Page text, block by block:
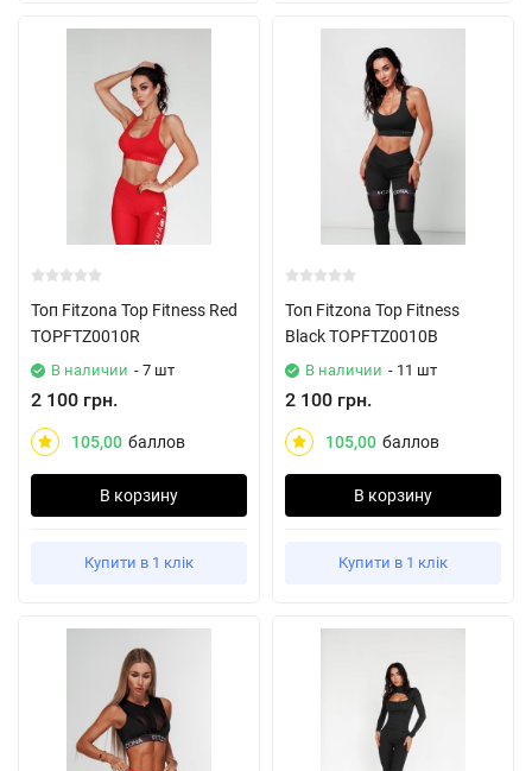
Топ Fitzona Top Fitness Red
TOPFTZ0010R
В наличии - 7 шт
2 100 грн.
105,00 баллов
В корзину
Купити в 1 клік
Топ Fitzona Top Fitness
Black TOPFTZ0010B
В наличии - 11 шт
2 100 грн.
105,00 баллов
В корзину
Купити в 1 клік